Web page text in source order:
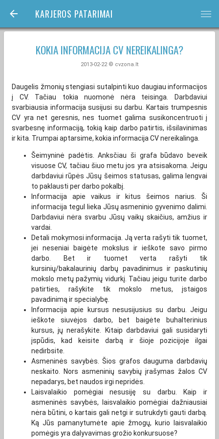
KARJEROS PATARIMAI bars
KOKIA INFORMACIJA CV NEREIKALINGA?
2013-02-22 © cvzona.lt
Daugelis žmonių stengiasi sutalpinti kuo daugiau informacijos
į CV. Tačiau tokia nuomonė nėra teisinga. Darbdaviui
svarbiausia informacija susijusi su darbu. Kartais trumpesnis
CV yra net geresnis, nes tuomet galima susikoncentruoti į
svarbesnę informaciją, tokią kaip darbo patirtis, išsilavinimas
ir kita. Trumpai aptarsime, kokia informacija CV nereikalinga.
Šeimyninė padėtis. Anksčiau ši grafa būdavo beveik
visuose CV, tačiau šiuo metu jos yra atsisakoma. Jeigu
darbdaviui rūpės Jūsų šeimos statusas, galima lengvai
to paklausti per darbo pokalbį.
Informacija apie vaikus ir kitus šeimos narius. Ši
informacija tegul lieka Jūsų asmeninio gyvenimo dalimi.
Darbdaviui nėra svarbu Jūsų vaikų skaičius, amžius ir
vardai.
Detali mokymosi informacija. Ją verta rašyti tik tuomet,
jei neseniai baigėte mokslus ir ieškote savo pirmo
darbo. Bet ir tuomet verta rašyti tik
kursinių/bakalaurinių darbų pavadinimus ir paskutinių
mokslo metų pažymių vidurkį. Tačiau jeigu turite darbo
patirties, rašykite tik mokslo metus, įstaigos
pavadinimą ir specialybę.
Informacija apie kursus nesusijusius su darbu. Jeigu
ieškote siuvėjos darbo, bet baigėte buhalterinius
kursus, jų nerašykite. Kitaip darbdaviui gali susidaryti
įspūdis, kad keisite darbą ir šioje pozicijoje ilgai
nedirbsite.
Asmeninės savybės. Šios grafos dauguma darbdavių
neskaito. Nors asmeninių savybių įrašymas žalos CV
nepadarys, bet naudos irgi nepridės.
Laisvalaikio pomėgiai nesusiję su darbu. Kaip ir
asmeninės savybės, laisvalaikio pomėgiai dažniausiai
nėra būtini, o kartais gali netgi ir sutrukdyti gauti darbą.
Ką Jūs pamanytumėte apie žmogų, kurio laisvalaikio
pomėgis yra dalyvavimas grožio konkursuose?